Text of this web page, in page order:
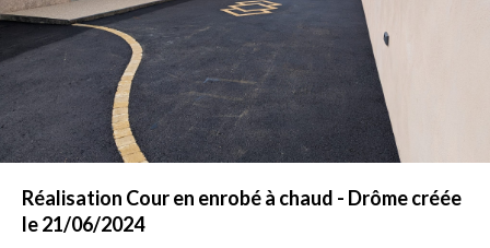
Réalisation Cour en enrobé à chaud - Drôme créée
le 21/06/2024